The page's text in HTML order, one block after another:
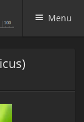
Menu